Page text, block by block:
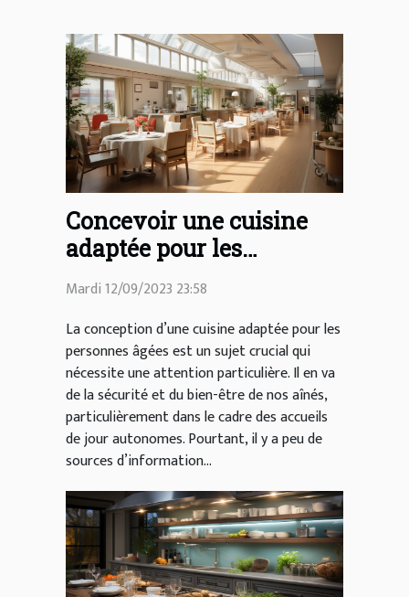
Concevoir une cuisine
adaptée pour les
personnes âgées dans les
accueils de jour
autonomes
Mardi 12/09/2023 23:58
La conception d’une cuisine adaptée pour les
personnes âgées est un sujet crucial qui
nécessite une attention particulière. Il en va
de la sécurité et du bien-être de nos aînés,
particulièrement dans le cadre des accueils
de jour autonomes. Pourtant, il y a peu de
sources d’information...